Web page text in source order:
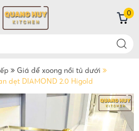
0
Giá để xoong nồi tủ dưới
dẹt DIAMOND 2.0 Higold